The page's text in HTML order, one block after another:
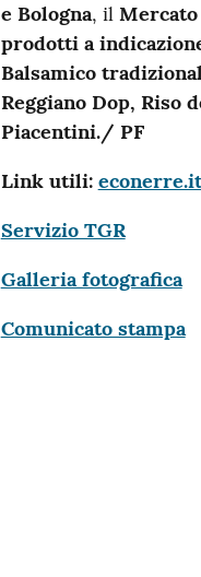
e Bologna, il
prodotti a
Balsamico
Reggiano Dop, Riso
Piacentini./ PF
Link utili:
Servizio TGR
Galleria fotografica
Comunicato stampa